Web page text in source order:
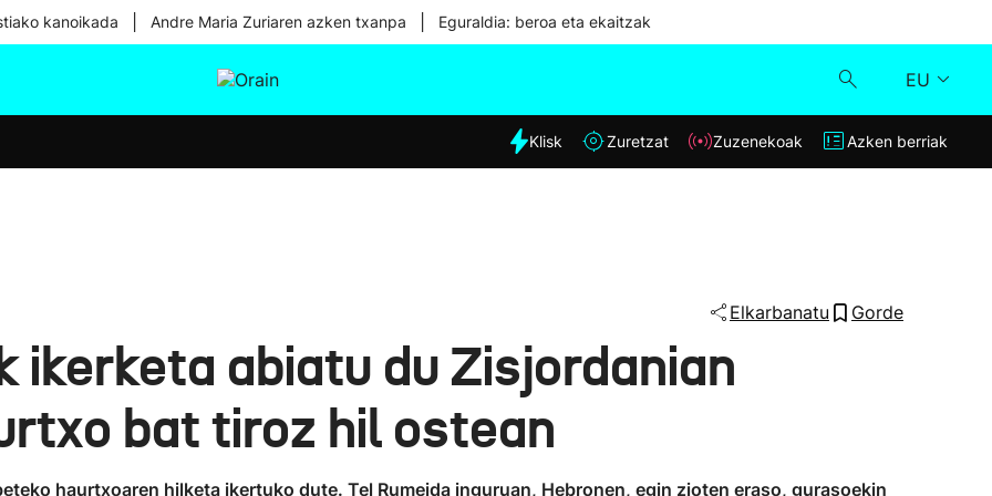
kanoikada Andre Maria Zuriaren azken txanpa Eguraldia: beroa eta ekaitzak
EU
Eguraldia
Klisk
Klisk Zuretzat Zuzenekoak Azken berriak
Elkarbanatu Gorde
abiatu du Zisjordanian
bat tiroz hil ostean
haurtxoaren hilketa ikertuko dute. Tel Rumeida inguruan, Hebronen, egin zioten eraso, gurasoekin